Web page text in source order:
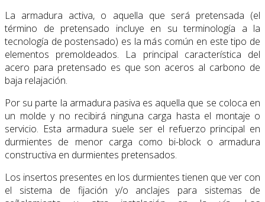
La armadura activa, o aquella que será pretensada (el
término de pretensado incluye en su terminología a la
tecnología de postensado) es la más común en este tipo de
elementos premoldeados. La principal característica del
acero para pretensado es que son aceros al carbono de
baja relajación.
Por su parte la armadura pasiva es aquella que se coloca en
un molde y no recibirá ninguna carga hasta el montaje o
servicio. Esta armadura suele ser el refuerzo principal en
durmientes de menor carga como bi-block o armadura
constructiva en durmientes pretensados.
Los insertos presentes en los durmientes tienen que ver con
el sistema de fijación y/o anclajes para sistemas de